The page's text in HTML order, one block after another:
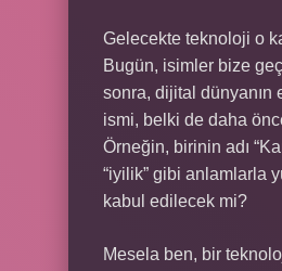
Gelecekte teknoloji o
Bugün, isimler bize
sonra, dijital
ismi, belki de daha
Örneğin, birinin adı
“iyilik” gibi anlamlarla
kabul edilecek mi?
Mesela ben, bir